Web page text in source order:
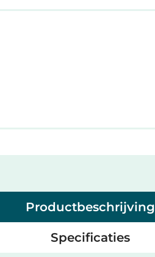
Productbeschrijving
Specificaties